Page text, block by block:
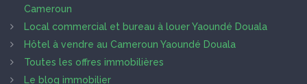
Cameroun
Local commercial et bureau à louer Yaoundé Douala
Hôtel à vendre au Cameroun Yaoundé Douala
Toutes les offres immobilières
Le blog immobilier